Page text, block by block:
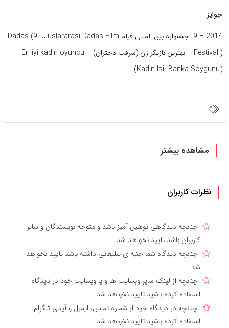
جوایز
2014 – 9. جشنواره بین المللی فیلم Dadas (9. Uluslararasi Dadas Film
Festivali) – بهترین بازیگر زن (سرقت دختران) – En iyi kadin oyuncu
(Kadin Isi: Banka Soygunu)
مشاهده بیشتر
نظرات کاربران
چنانچه دیدگاهی توهین آمیز باشد و متوجه نویسندگان و سایر
کاربران باشد تایید نخواهد شد.
چنانچه دیدگاه شما جنبه ی تبلیغاتی داشته باشد تایید نخواهد
شد.
چنانچه از لینک سایر وبسایت ها و یا وبسایت خود در دیدگاه
استفاده کرده باشید تایید نخواهد شد.
چنانچه در دیدگاه خود از شماره تماس، ایمیل و آیدی تلگرام
استفاده کرده باشید تایید نخواهد شد.